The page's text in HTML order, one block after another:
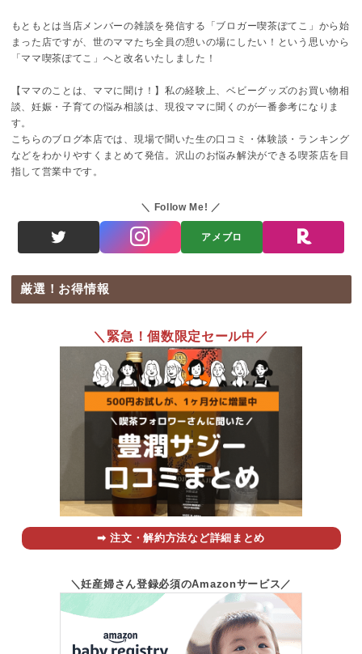
もともとは当店メンバーの雑談を発信する「ブロガー喫茶ぽてこ」から始
まった店ですが、世のママたち全員の憩いの場にしたい！という思いから
「ママ喫茶ぽてこ」へと改名いたしました！
【ママのことは、ママに聞け！】私の経験上、ベビーグッズのお買い物相
談、妊娠・子育ての悩み相談は、現役ママに聞くのが一番参考になりま
す。
こちらのブログ本店では、現場で聞いた生の口コミ・体験談・ランキング
などをわかりやすくまとめて発信。沢山のお悩み解決ができる喫茶店を目
指して営業中です。
Follow Me!
アメブロ
厳選！お得情報
＼緊急！個数限定セール中／
➡︎ 注文・解約方法など詳細まとめ
＼妊産婦さん登録必須のAmazonサービス／